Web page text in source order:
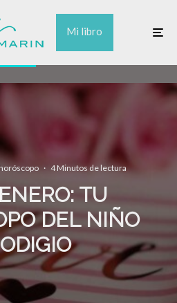
Mi libro
· 4 Minutos de lectura
TU
DEL NIÑO